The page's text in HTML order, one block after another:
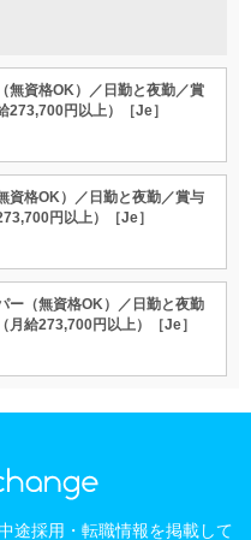
無資格OK）／日勤と夜勤／賞
273,700円以上）［Je］
資格OK）／日勤と夜勤／賞与
円以上）［Je］
ー（無資格OK）／日勤と夜勤
月給273,700円以上）［Je］
途採用・転職情報を掲載して